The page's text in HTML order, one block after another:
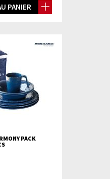
PANIER
PACK